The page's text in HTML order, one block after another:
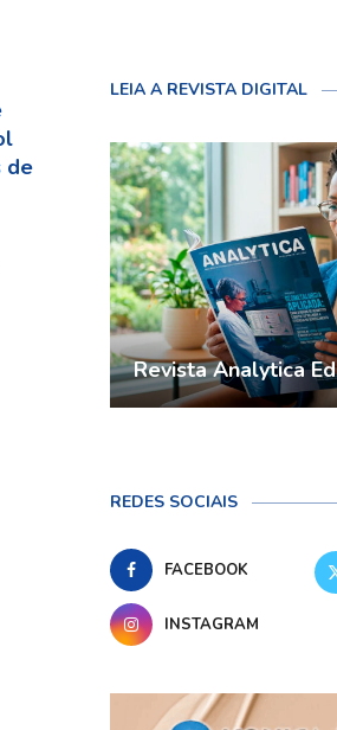
de
LEIA A REVISTA DIGITAL
Revista Analytica
REDES SOCIAIS
FACEBOOK
INSTAGRAM